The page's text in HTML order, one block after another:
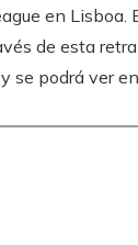
en Lisboa.
de esta
se podrá ver